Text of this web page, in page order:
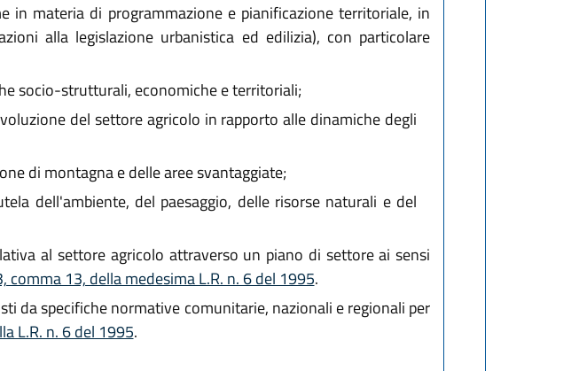
in materia di programmazione e pianificazione territoriale, in
alla legislazione urbanistica ed edilizia), con particolare
socio-strutturali, economiche e territoriali;
del settore agricolo in rapporto alle dinamiche degli
di montagna e delle aree svantaggiate;
dell'ambiente, del paesaggio, delle risorse naturali e del
al settore agricolo attraverso un piano di settore ai sensi
comma 13, della medesima L.R. n. 6 del 1995.
da specifiche normative comunitarie, nazionali e regionali per
L.R. n. 6 del 1995.